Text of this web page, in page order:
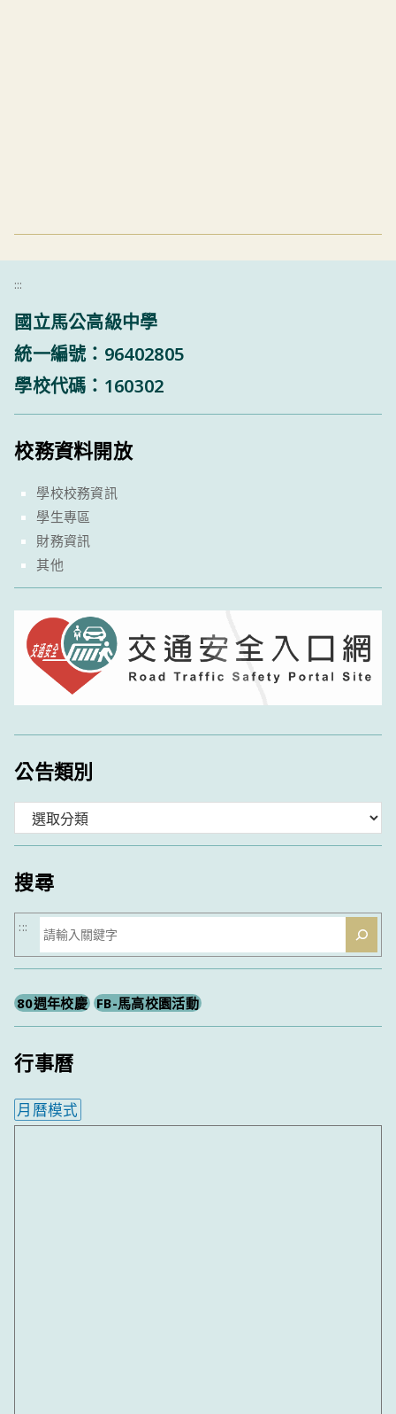
:::
國立馬公高級中學
統一編號：96402805
學校代碼：160302
校務資料開放
學校校務資訊
學生專區
財務資訊
其他
公告類別
類
搜尋
搜
尋
:::
80週年校慶 FB-馬高校園活動
行事曆
月曆模式